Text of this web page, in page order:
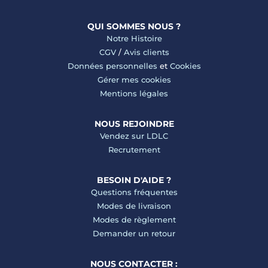
QUI SOMMES NOUS ?
Notre Histoire
CGV/ Avis clients
Données personnelles et Cookies
Gérer mes cookies
Mentions légales
NOUS REJOINDRE
Vendez sur LDLC
Recrutement
BESOIN D'AIDE ?
Questions fréquentes
Modes de livraison
Modes de règlement
Demander un retour
NOUS CONTACTER :